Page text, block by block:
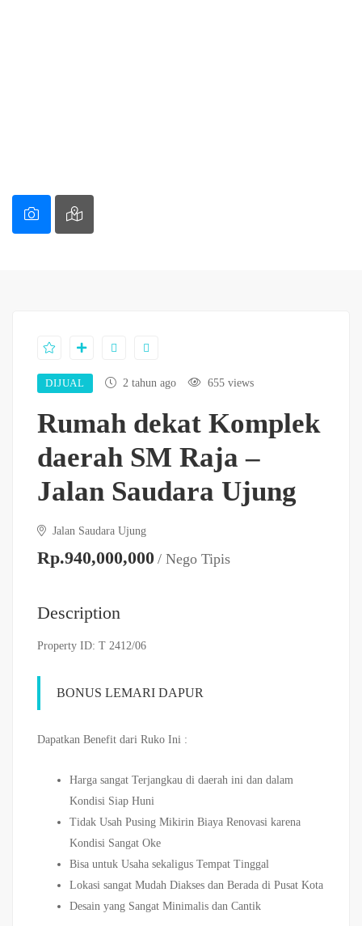
DIJUAL 2 tahun ago 655 views
Rumah dekat Komplek
daerah SM Raja –
Jalan Saudara Ujung
Jalan Saudara Ujung
Rp.940,000,000 / Nego Tipis
Description
Property ID: T 2412/06
BONUS LEMARI DAPUR
Dapatkan Benefit dari Ruko Ini :
Harga sangat Terjangkau di daerah ini dan dalam
Kondisi Siap Huni
Tidak Usah Pusing Mikirin Biaya Renovasi karena
Kondisi Sangat Oke
Bisa untuk Usaha sekaligus Tempat Tinggal
Lokasi sangat Mudah Diakses dan Berada di Pusat Kota
Desain yang Sangat Minimalis dan Cantik